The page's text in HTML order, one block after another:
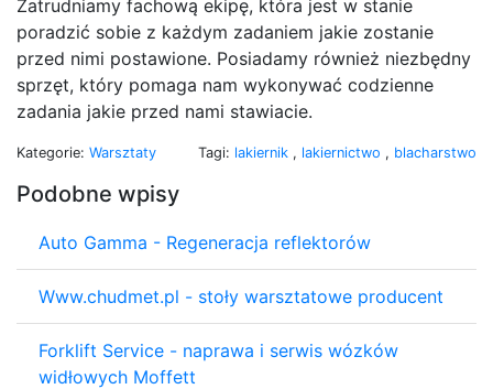
Zatrudniamy fachową ekipę, która jest w stanie
poradzić sobie z każdym zadaniem jakie zostanie
przed nimi postawione. Posiadamy również niezbędny
sprzęt, który pomaga nam wykonywać codzienne
zadania jakie przed nami stawiacie.
Kategorie: Warsztaty Tagi: lakiernik , lakiernictwo , blacharstwo
Podobne wpisy
Auto Gamma - Regeneracja reflektorów
Www.chudmet.pl - stoły warsztatowe producent
Forklift Service - naprawa i serwis wózków
widłowych Moffett